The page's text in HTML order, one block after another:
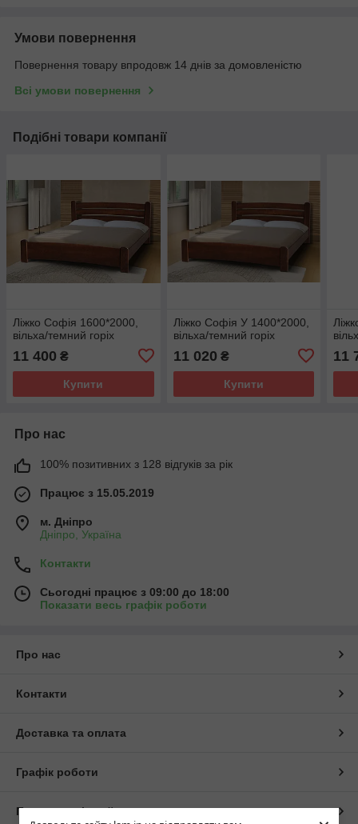
Умови повернення
Повернення товару впродовж 14 днів за домовленістю
Всі умови повернення
Подібні товари компанії
Ліжко Софія 1600*2000,
вільха/темний горіх
11 400 ₴
Купити
Ліжко Софія У 1400*2000,
вільха/темний горіх
11 020 ₴
Купити
11
Про нас
100% позитивних з 128 відгуків за рік
Працює з 15.05.2019
м. Дніпро
Дніпро, Україна
Контакти
Сьогодні працює з 09:00 до 18:00
Показати весь графік роботи
Про нас
Контакти
Доставка та оплата
Графік роботи
Повна версія сайту